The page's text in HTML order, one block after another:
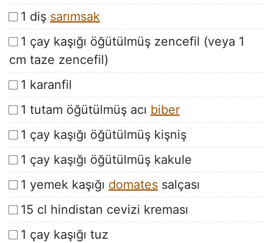
1 diş sarımsak
1 çay kaşığı öğütülmüş zencefil (veya 1
cm taze zencefil)
1 karanfil
1 tutam öğütülmüş acı biber
1 çay kaşığı öğütülmüş kişniş
1 çay kaşığı öğütülmüş kakule
1 yemek kaşığı domates salçası
15 cl hindistan cevizi kreması
1 çay kaşığı tuz